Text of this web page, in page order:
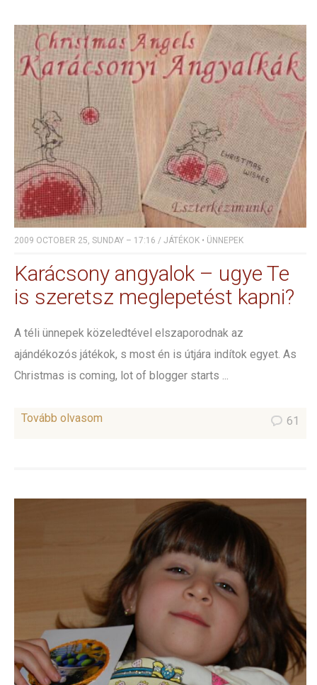
2009 OCTOBER 25, SUNDAY – 17:16 / JÁTÉKOK • ÜNNEPEK
Karácsony angyalok – ugye Te
is szeretsz meglepetést kapni?
A téli ünnepek közeledtével elszaporodnak az
ajándékozós játékok, s most én is útjára indítok egyet. As
Christmas is coming, lot of blogger starts ...
Tovább olvasom 61